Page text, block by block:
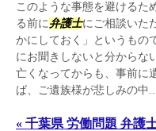
このような事態を避けるた
る前に弁護士にご相談いた
かにしておく」というもの
にお聞きしないと分からな
亡くなってからも、事前に
ば、ご遺族様が悲しみの中
« 千葉県 労働問題 弁護